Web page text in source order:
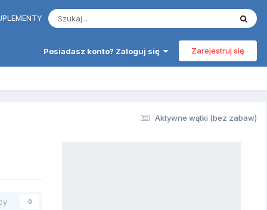
Posiadasz konto? Zaloguj się Zarejestruj się
Aktywne wątki (bez zabaw)
0